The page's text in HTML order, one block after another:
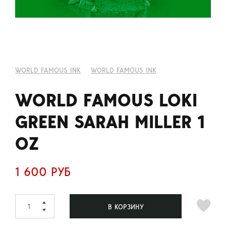
WORLD FAMOUS INK WORLD FAMOUS INK
WORLD FAMOUS LOKI
GREEN SARAH MILLER 1
OZ
1 600 РУБ
В КОРЗИНУ